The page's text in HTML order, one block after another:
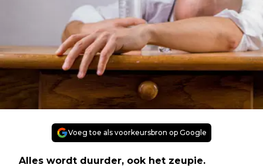
Voeg toe als voorkeursbron op Google
Alles wordt duurder, ook het zeupie.